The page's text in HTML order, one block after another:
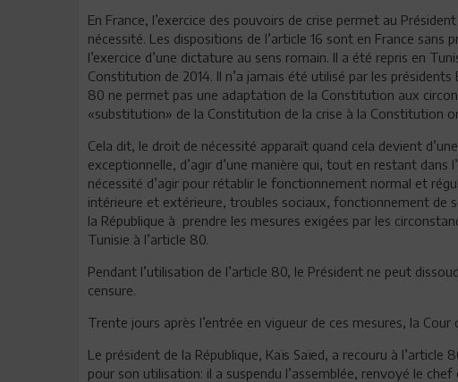
En France, l’exercice des pouvoirs de crise permet au
nécessité. Les dispositions de l’article 16 sont en France
l’exercice d’une dictature au sens romain. Il a été repris en
Constitution de 2014. Il n’a jamais été utilisé par les
80 ne permet pas une adaptation de la Constitution aux
«substitution» de la Constitution de la crise à la Constitution
Cela dit, le droit de nécessité apparaît quand cela devient
exceptionnelle, d’agir d’une manière qui, tout en restant
nécessité d’agir pour rétablir le fonctionnement normal et
intérieure et extérieure, troubles sociaux, fonctionnement de
la République à prendre les mesures exigées par les
Tunisie à l’article 80.
Pendant l’utilisation de l’article 80, le Président ne peut
censure.
Trente jours après l’entrée en vigueur de ces mesures, la
Le président de la République, Kaïs Saïed, a recouru à
pour son utilisation: il a suspendu l’assemblée, renvoyé le